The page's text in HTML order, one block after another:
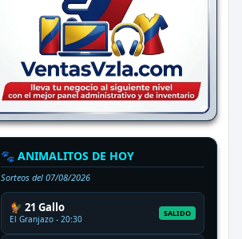
🐾 ANIMALITOS DE HOY
Sorteos del 07/08/2026
🐓 21 Gallo
El Granjazo - 20:30
SALIDO